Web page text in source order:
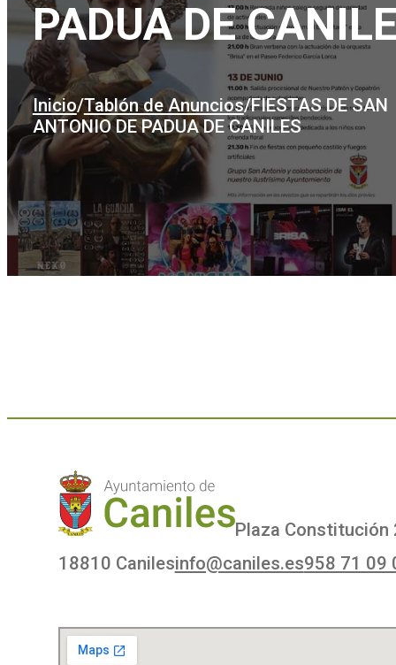
PADUA DE
Inicio/Tablón de Anuncios/FIESTAS DE SAN
ANTONIO DE PADUA DE CANILES
Plaza Constitución
18810 Canilesinfo@caniles.es958 71 09